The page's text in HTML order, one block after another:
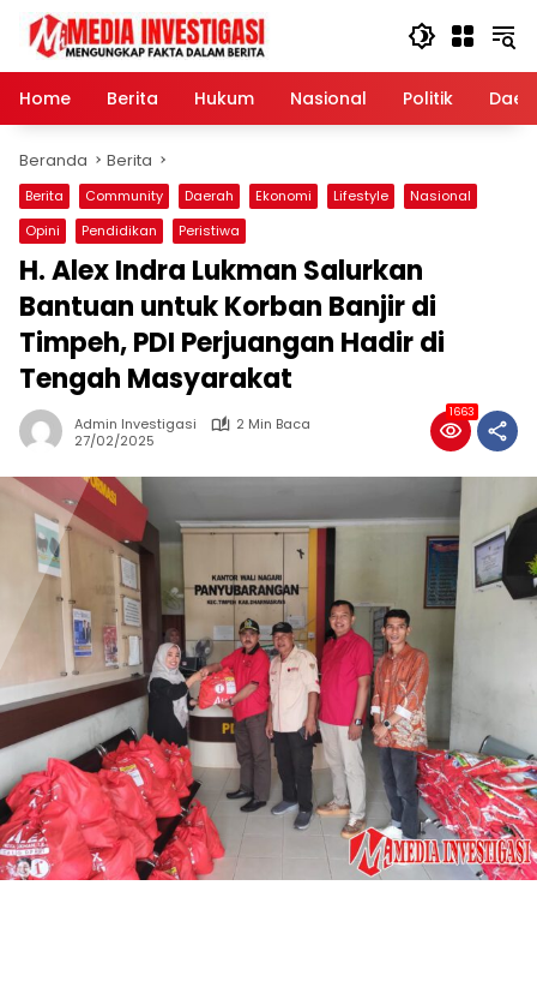
Langsung
konten
Home
Berita Hukum Nasional Politik
Beranda Berita
Berita Community Daerah Ekonomi Lifestyle
Nasional
Opini
Pendidikan Peristiwa
H. Alex Indra Lukman Salurkan
Bantuan untuk Korban Banjir di
Timpeh, PDI Perjuangan Hadir di
Tengah Masyarakat
Admin Investigasi
2 Min Baca
27/02/2025
1663